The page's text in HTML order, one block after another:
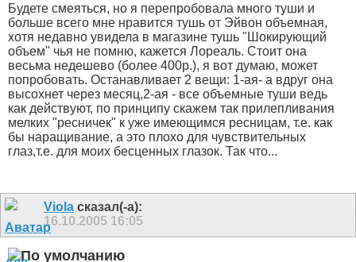
Будете смеяться, но я перепробовала много туши и
больше всего мне нравится тушь от Эйвон объемная,
хотя недавно увидела в магазине тушь "Шокирующий
объем" чья не помню, кажется Лореаль. Стоит она
весьма недешево (более 400р.), я вот думаю, может
попробовать. Останавливает 2 вещи: 1-ая- а вдруг она
высохнет через месяц,2-ая - все объемные туши ведь
как действуют, по принципу скажем так прилепливания
мелких "ресничек" к уже имеющимся ресницам, т.е. как
бы наращивание, а это плохо для чувствительных
глаз,т.е. для моих бесценных глазок. Так что...
Viola сказал(-а):
16.10.2005 16:05